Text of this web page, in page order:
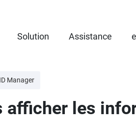
Solution Assistance
Manager
afficher les